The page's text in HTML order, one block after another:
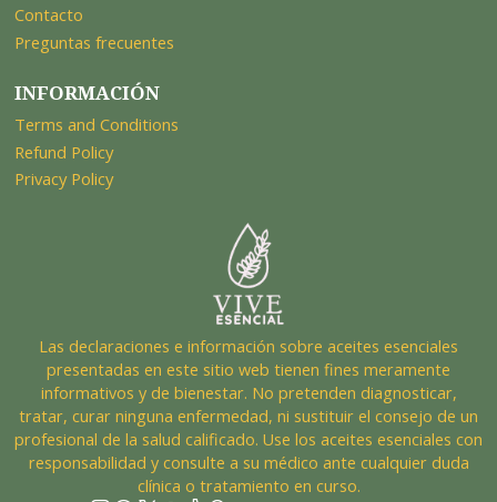
Contacto
Preguntas frecuentes
INFORMACIÓN
Terms and Conditions
Refund Policy
Privacy Policy
Las declaraciones e información sobre aceites esenciales
presentadas en este sitio web tienen fines meramente
informativos y de bienestar. No pretenden diagnosticar,
tratar, curar ninguna enfermedad, ni sustituir el consejo de un
profesional de la salud calificado. Use los aceites esenciales con
responsabilidad y consulte a su médico ante cualquier duda
clínica o tratamiento en curso.